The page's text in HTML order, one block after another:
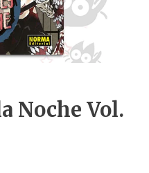
Noche Vol.